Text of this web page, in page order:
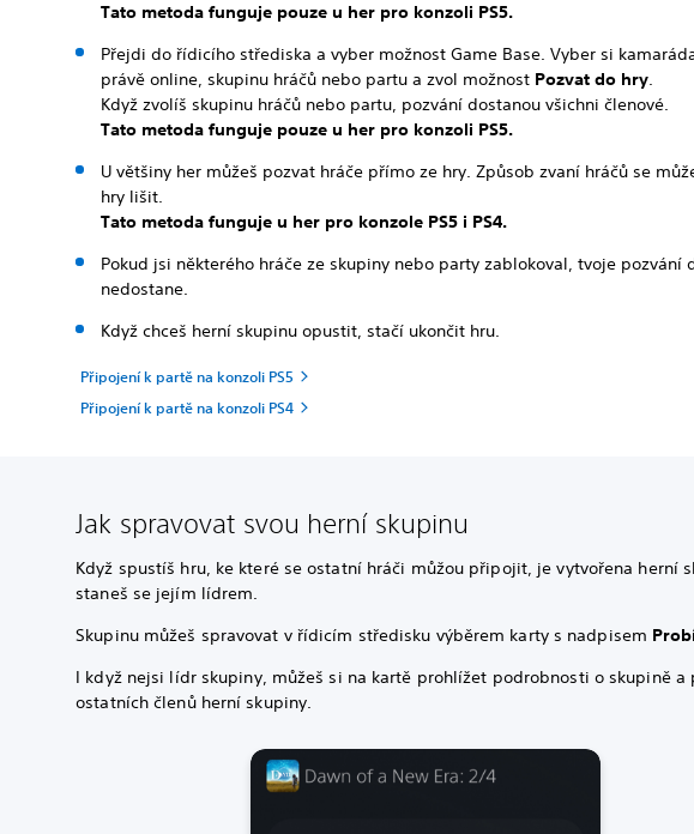
Tato metoda funguje pouze u her pro konzoli PS5.
Přejdi do řídicího střediska a vyber možnost Game Base. Vyber si
právě online, skupinu hráčů nebo partu a zvol možnost Pozvat do hry.
Když zvolíš skupinu hráčů nebo partu, pozvání dostanou všichni členové.
Tato metoda funguje pouze u her pro konzoli PS5.
U většiny her můžeš pozvat hráče přímo ze hry. Způsob zvaní hráčů se
hry lišit.
Tato metoda funguje u her pro konzole PS5 i PS4.
Pokud jsi některého hráče ze skupiny nebo party zablokoval, tvoje pozvání
nedostane.
Když chceš herní skupinu opustit, stačí ukončit hru.
Připojení k partě na konzoli PS5
Připojení k partě na konzoli PS4
Jak spravovat svou herní skupinu
Když spustíš hru, ke které se ostatní hráči můžou připojit, je vytvořena herní
staneš se jejím lídrem.
Skupinu můžeš spravovat v řídicím středisku výběrem karty s nadpisem
I když nejsi lídr skupiny, můžeš si na kartě prohlížet podrobnosti o skupině a
ostatních členů herní skupiny.